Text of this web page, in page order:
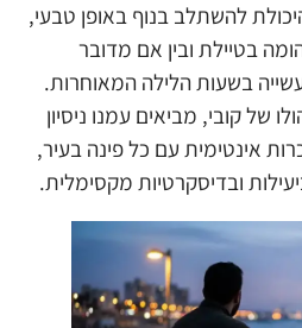
להשתלב בנוף באופן טבעי,
בטיילת ובין אם מדובר
בשעות הלילה המאוחרות.
של קובי, מביאים עמנו ניסיון
שנה והיכרות אינטימית עם כל פינה בעיר,
ובדיסקרטיות מקסימלית.